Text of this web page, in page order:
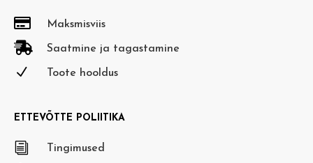
 Maksmisviis
 Saatmine ja tagastamine
N Toote hooldus
ETTEVÕTTE POLIITIKA
i Tingimused